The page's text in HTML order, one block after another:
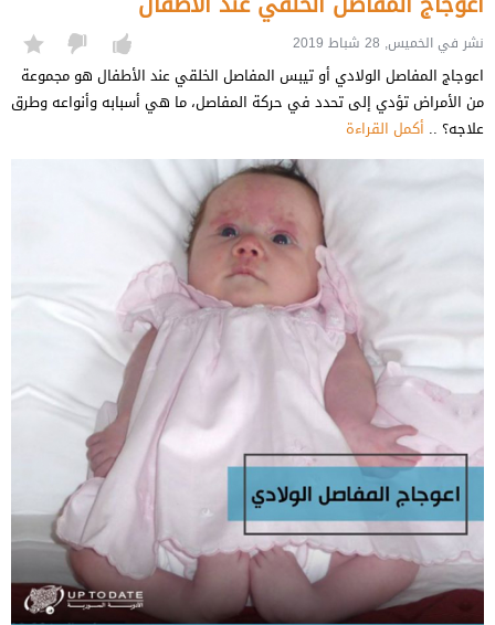
نشر في الخميس, 28 شباط 2019
اعوجاج المفاصل الولادي أو تيبس المفاصل الخلقي عند الأطفال هو مجموعة
من الأمراض تؤدي إلى تحدد في حركة المفاصل، ما هي أسبابه وأنواعه وطرق
علاجه؟ .. أكمل القراءة